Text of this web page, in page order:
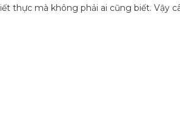
thực mà không phải ai cũng biết. Vậy